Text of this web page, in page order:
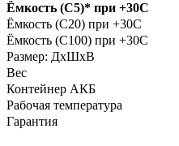
Ёмкость (С5)* при +30С
Ёмкость (С20) при +30С
Ёмкость (С100) при +30С
Размер: ДхШхВ
Вес
Контейнер АКБ
Рабочая температура
Гарантия